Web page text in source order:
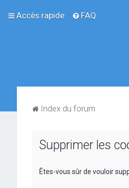
Accès rapide FAQ
Index du forum
Supprimer les
Êtes-vous sûr de vouloir